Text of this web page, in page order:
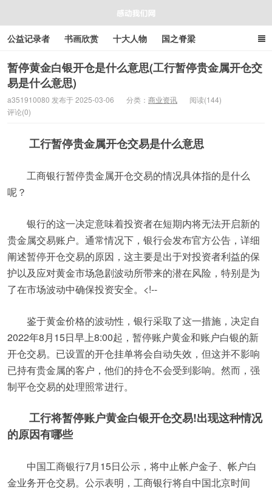
感动我们网
公益记录者 书画欣赏 十大人物 国之脊梁
好人好事 感人资讯 商业资讯 在线工具箱
暂停黄金白银开仓是什么意思(工行暂停贵金属开仓交
易是什么意思)
a351910080 发布于 2025-03-06 分类： 商业资讯
阅读(144)
评论(0)
工行暂停贵金属开仓交易是什么意思
工商银行暂停贵金属开仓交易的情况具体指的是什么
呢？
银行的这一决定意味着投资者在短期内将无法开启新的
贵金属交易账户。通常情况下，银行会发布官方公告，详细
阐述暂停开仓交易的原因，这主要是出于对投资者利益的保
护以及应对黄金市场急剧波动所带来的潜在风险，特别是为
了在市场波动中确保投资安全。<!--
鉴于黄金价格的波动性，银行采取了这一措施，决定自
2022年8月15日早上8:00起，暂停账户黄金和账户白银的新
开仓交易。已设置的开仓挂单将会自动失效，但这并不影响
已持有贵金属的客户，他们的持仓不会受到影响。然而，强
制平仓交易的处理照常进行。
工行将暂停账户黄金白银开仓交易!出现这种情况
的原因有哪些
中国工商银行7月15日公示，将中止帐户金子、帐户白
金业务开仓交易。公示表明，工商银行将自中国北京时间